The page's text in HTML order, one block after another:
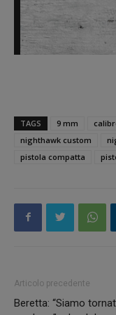
TAGS 9 mm
nighthawk custom
pistola compatta
Articolo precedente
Beretta: “Siamo